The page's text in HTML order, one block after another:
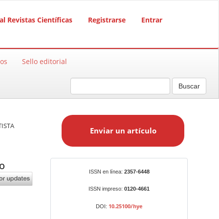
Revistas Científicas Registrarse Entrar
Sello editorial
Buscar
a
Enviar un artículo
ISSN en línea: 2357-6448
ISSN impreso: 0120-4661
DOI: 10.25100/hye